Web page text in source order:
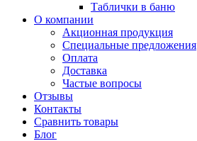
Таблички в баню
О компании
Акционная продукция
Специальные предложения
Оплата
Доставка
Частые вопросы
Отзывы
Контакты
Сравнить товары
Блог